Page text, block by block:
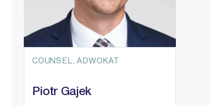
COUNSEL, ADWOKAT
Piotr Gajek